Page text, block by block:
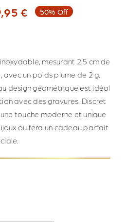
€ 50% Off
mesurant 2,5 cm de
avec un poids plume de 2 g.
design géométrique est idéal
avec des gravures. Discret
touche moderne et unique
ou fera un cadeau parfait